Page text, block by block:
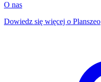
O nas
Dowiedz się więcej o Planszeo